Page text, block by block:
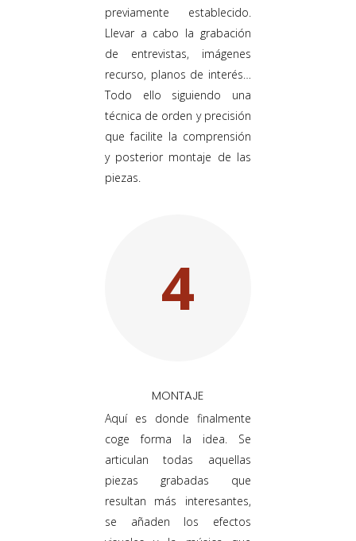
previamente establecido.
Llevar a cabo la grabación
de entrevistas, imágenes
recurso, planos de interés…
Todo ello siguiendo una
técnica de orden y precisión
que facilite la comprensión
y posterior montaje de las
piezas.
4
MONTAJE
Aquí es donde finalmente
coge forma la idea. Se
articulan todas aquellas
piezas grabadas que
resultan más interesantes,
se añaden los efectos